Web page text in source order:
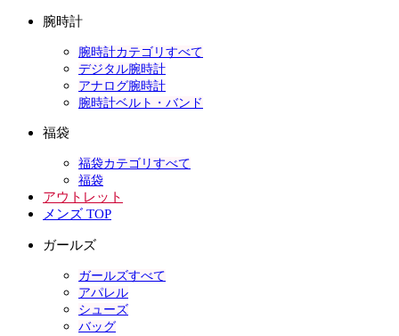
腕時計
腕時計カテゴリすべて
デジタル腕時計
アナログ腕時計
腕時計ベルト・バンド
福袋
福袋カテゴリすべて
福袋
アウトレット
メンズ TOP
ガールズ
ガールズすべて
アパレル
シューズ
バッグ